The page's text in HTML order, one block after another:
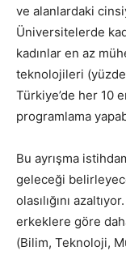
ve alanlardaki
Üniversitelerde
kadınlar en az
teknolojileri
Türkiye’de her 10
programlama
Bu ayrışma
geleceği
olasılığını
erkeklere göre
(Bilim, Teknoloji,